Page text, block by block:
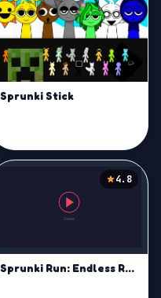
Sprunki Stick
4.8
Sprunki Run: Endless Racing